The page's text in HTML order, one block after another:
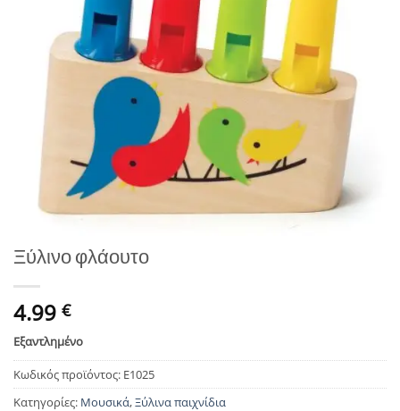
wishlist
Ξύλινο φλάουτο
4.99 €
Εξαντλημένο
Κωδικός προϊόντος: Ε1025
Κατηγορίες: Μουσικά,Ξύλινα παιχνίδια